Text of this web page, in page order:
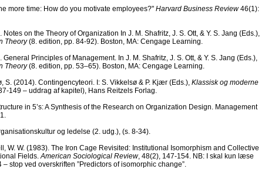
more time: How do you motivate employees?" Harvard Business Review46(1):
on the Theory of Organization In J. M. Shafritz, J. S. Ott, & Y. S. Jang (Eds.),
Theory(8. edition, pp. 84-92). Boston, MA: Cengage Learning.
General Principles of Management. In J. M. Shafritz, J. S. Ott, & Y. S. Jang (Eds.),
Theory(8. edition, pp. 53–65). Boston, MA: Cengage Learning.
S. (2014). Contingencyteori. I: S. Vikkelsø & P. Kjær (Eds.), Klassisk og moderne
149 – uddrag af kapitel), Hans Reitzels Forlag.
in 5’s: A Synthesis of the Research on Organization Design. Management
og ledelse (2. udg.), (s. 8-34).
W. W. (1983). The Iron Cage Revisited: Institutional Isomorphism and Collective
Fields.American Sociological Review, 48(2), 147-154. NB: I skal kun læse
stop ved overskriften ”Predictors of isomorphic change”.